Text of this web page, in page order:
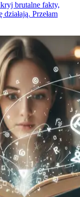
brutalne fakty,
Przełam